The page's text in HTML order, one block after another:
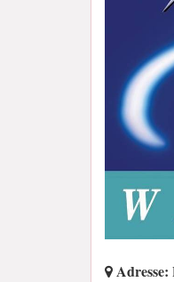
Adresse: